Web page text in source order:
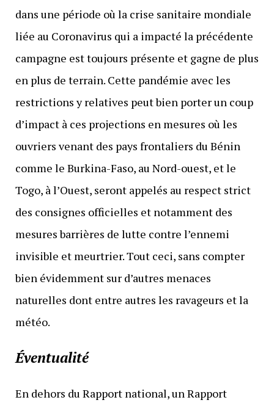
dans une période où la crise sanitaire mondiale
liée au Coronavirus qui a impacté la précédente
campagne est toujours présente et gagne de plus
en plus de terrain. Cette pandémie avec les
restrictions y relatives peut bien porter un coup
d’impact à ces projections en mesures où les
ouvriers venant des pays frontaliers du Bénin
comme le Burkina-Faso, au Nord-ouest, et le
Togo, à l’Ouest, seront appelés au respect strict
des consignes officielles et notamment des
mesures barrières de lutte contre l’ennemi
invisible et meurtrier. Tout ceci, sans compter
bien évidemment sur d’autres menaces
naturelles dont entre autres les ravageurs et la
météo.
Éventualité
En dehors du Rapport national, un Rapport